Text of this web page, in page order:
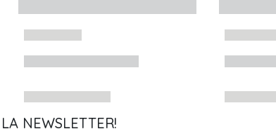
NEWSLETTER!